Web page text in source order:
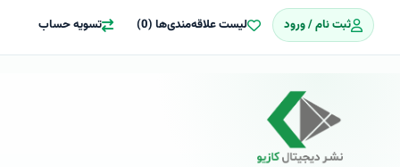
ثبت نام / ورود لیست علاقه‌مندی‌ها (0) تسویه حساب